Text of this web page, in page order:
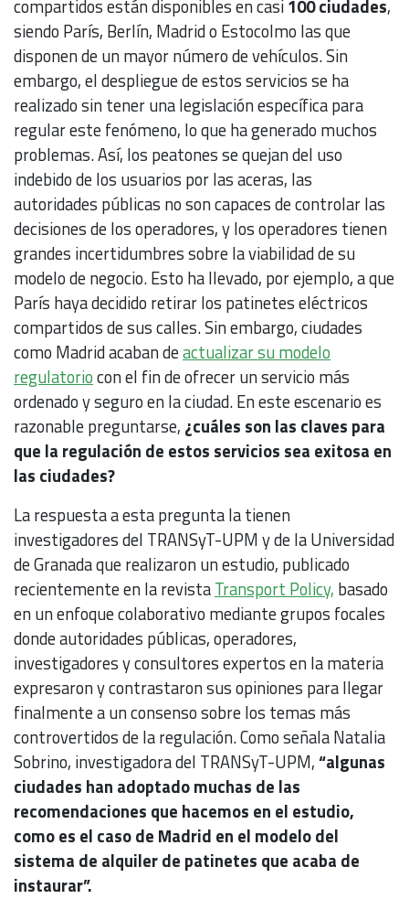
compartidos están disponibles en casi100 ciudades,
siendo París, Berlín, Madrid o Estocolmo las que
disponen de un mayor número de vehículos. Sin
embargo, el despliegue de estos servicios se ha
realizado sin tener una legislación específica para
regular este fenómeno, lo que ha generado muchos
problemas. Así, los peatones se quejan del uso
indebido de los usuarios por las aceras, las
autoridades públicas no son capaces de controlar las
decisiones de los operadores, y los operadores tienen
grandes incertidumbres sobre la viabilidad de su
modelo de negocio. Esto ha llevado, por ejemplo, a que
París haya decidido retirar los patinetes eléctricos
compartidos de sus calles. Sin embargo, ciudades
como Madrid acaban deactualizar su modelo
regulatoriocon el fin de ofrecer un servicio más
ordenado y seguro en la ciudad. En este escenario es
razonable preguntarse, ¿cuáles son las claves para
que la regulación de estos servicios sea exitosa en
las ciudades?
La respuesta a esta pregunta la tienen
investigadores del TRANSyT-UPM y de la Universidad
de Granada que realizaron un estudio, publicado
recientemente en la revistaTransport Policy, basado
en un enfoque colaborativo mediante grupos focales
donde autoridades públicas, operadores,
investigadores y consultores expertos en la materia
expresaron y contrastaron sus opiniones para llegar
finalmente a un consenso sobre los temas más
controvertidos de la regulación. Como señala Natalia
Sobrino, investigadora del TRANSyT-UPM,“algunas
ciudades han adoptado muchas de las
recomendaciones que hacemos en el estudio,
como es el caso de Madrid en el modelo del
sistema de alquiler de patinetes que acaba de
instaurar”.